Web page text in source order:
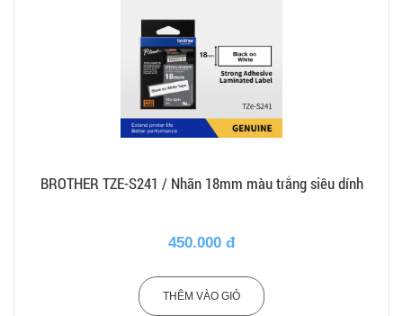
BROTHER TZE-S241 / Nhãn 18mm màu trắng siêu dính
450.000 đ
THÊM VÀO GIỎ